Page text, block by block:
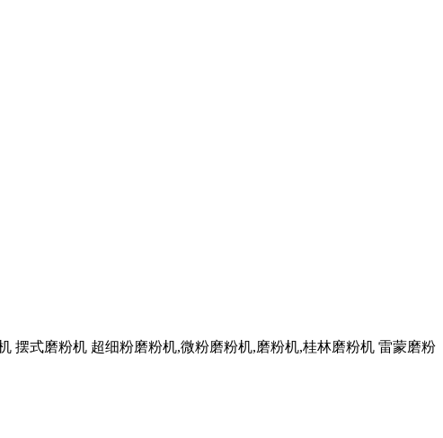
摆式磨粉机 超细粉磨粉机,微粉磨粉机,磨粉机,桂林磨粉机 雷蒙磨粉